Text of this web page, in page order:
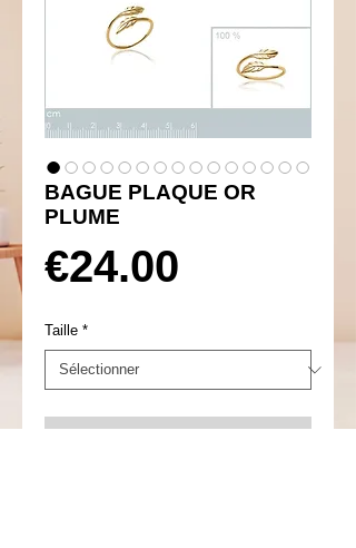
BAGUE PLAQUE OR
PLUME
€24.00
Taille *